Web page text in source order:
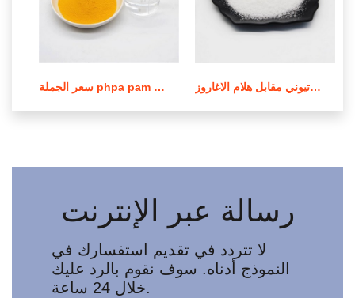
سعر الجملة phpa pam بولي أكريلاميد في لبنان عملية صنع بولي أكريلاميد الكاتيوني مقابل هلام الاغاروز
رسالة عبر الإنترنت
لا تتردد في تقديم استفسارك في
النموذج أدناه. سوف نقوم بالرد عليك
خلال 24 ساعة.